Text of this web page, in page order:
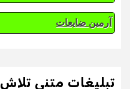
آرمین ضایعات
تبلیغات متنی تلاش